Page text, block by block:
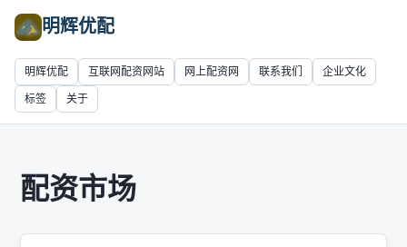
明辉优配
明辉优配 互联网配资网站 网上配资网 联系我们 企业文化
标签 关于
配资市场